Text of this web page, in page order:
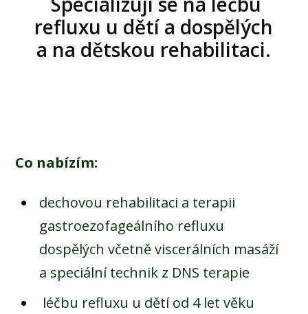
refluxu u dětí a dospělých
a na dětskou rehabilitaci.
Co nabízím:
dechovou rehabilitaci a terapii
gastroezofageálního refluxu
dospělých včetně viscerálních masáží
a speciální technik z DNS terapie
léčbu refluxu u dětí od 4 let věku